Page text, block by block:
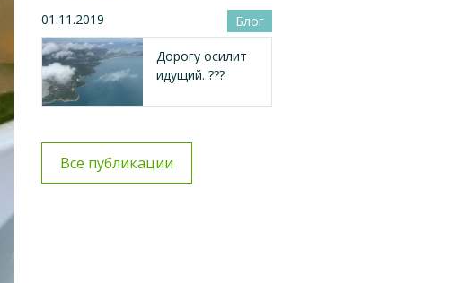
01.11.2019 Блог
Дорогу осилит
идущий. ???
Все публикации